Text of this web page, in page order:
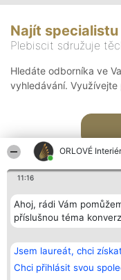
ORLOVÉ
11:16
Ahoj, rádi Vám
příslušnou téma
Jsem laureát, chci
Chci přihlásit svou
Najít specialistu
Plebiscit sdružuje
Hledáte odborníka ve
vyhledávání.
Bright Side Solutions sp. z o.
o. sp. k.
ul. Ruska 22
Wrocław 50-079